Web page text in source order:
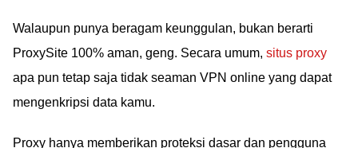
Walaupun punya beragam keunggulan, bukan berarti
ProxySite 100% aman, geng. Secara umum, situs proxy
apa pun tetap saja tidak seaman VPN online yang dapat
mengenkripsi data kamu.
Proxy hanya memberikan proteksi dasar dan pengguna